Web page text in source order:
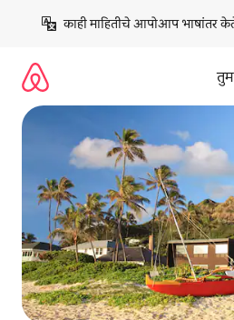
काही माहितीचे आपोआप भाषांतर